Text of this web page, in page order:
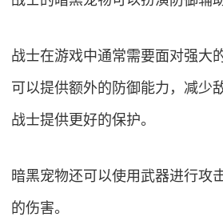
战士在游戏中通常需要面对强大
可以提供额外的防御能力，减少
战士提供更好的保护。
暗黑宠物还可以使用武器进行攻
的伤害。